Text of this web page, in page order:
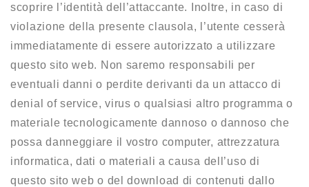
scoprire l’identità dell’attaccante. Inoltre, in caso di
violazione della presente clausola, l’utente cesserà
immediatamente di essere autorizzato a utilizzare
questo sito web. Non saremo responsabili per
eventuali danni o perdite derivanti da un attacco di
denial of service, virus o qualsiasi altro programma o
materiale tecnologicamente dannoso o dannoso che
possa danneggiare il vostro computer, attrezzatura
informatica, dati o materiali a causa dell’uso di
questo sito web o del download di contenuti dallo